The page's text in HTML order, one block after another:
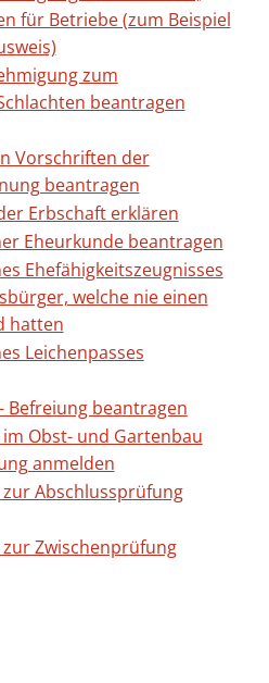
für Betriebe (zum Beispiel
zum
beantragen
Vorschriften der
beantragen
Erbschaft erklären
Eheurkunde beantragen
Ehefähigkeitszeugnisses
welche nie einen
hatten
Leichenpasses
Befreiung beantragen
Obst- und Gartenbau
anmelden
Abschlussprüfung
Zwischenprüfung